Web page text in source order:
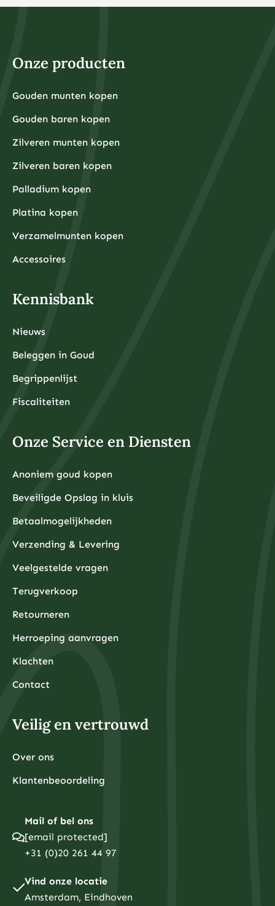
Onze producten
Gouden munten kopen
Gouden baren kopen
Zilveren munten kopen
Zilveren baren kopen
Palladium kopen
Platina kopen
Verzamelmunten kopen
Accessoires
Kennisbank
Nieuws
Beleggen in Goud
Begrippenlijst
Fiscaliteiten
Onze Service en Diensten
Anoniem goud kopen
Beveiligde Opslag in kluis
Betaalmogelijkheden
Verzending & Levering
Veelgestelde vragen
Terugverkoop
Retourneren
Herroeping aanvragen
Klachten
Contact
Veilig en vertrouwd
Over ons
Klantenbeoordeling
Mail of bel ons
[email protected]
+31 (0)20 261 44 97
Vind onze locatie
Amsterdam, Eindhoven